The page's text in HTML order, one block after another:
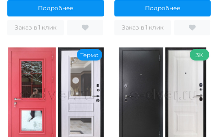
Подробнее
Заказ в 1 клик
Подробнее
Заказ в 1 клик
Термо 3К